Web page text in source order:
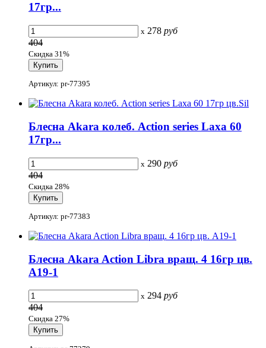
17гр...
x 278 руб
404
Скидка 31%
Артикул: pr-77395
Блесна Akara колеб. Action series Laxa 60
17гр...
x 290 руб
404
Скидка 28%
Артикул: pr-77383
Блесна Akara Action Libra вращ. 4 16гр цв.
A19-1
x 294 руб
404
Скидка 27%